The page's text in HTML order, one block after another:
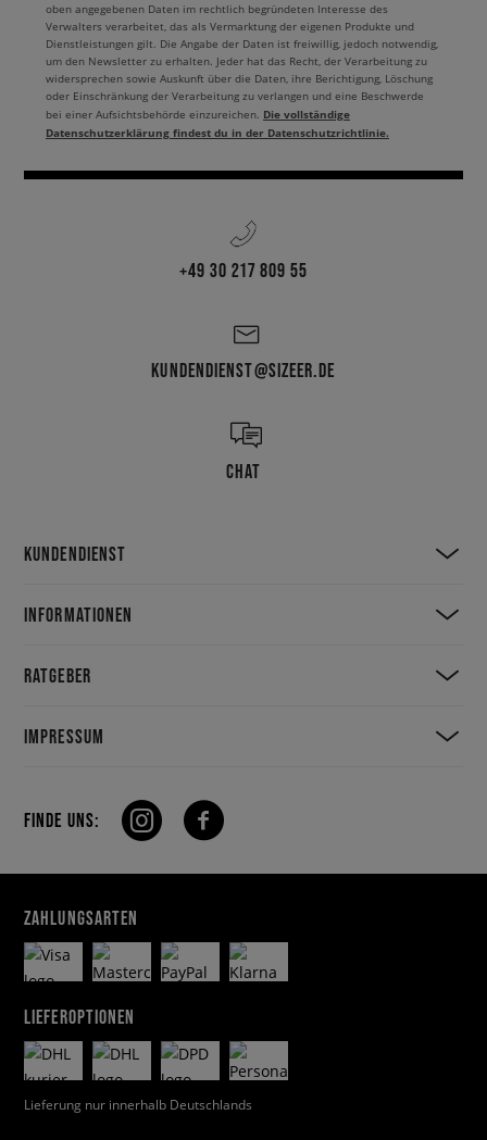
oben angegebenen Daten im rechtlich begründeten Interesse des
Verwalters verarbeitet, das als Vermarktung der eigenen Produkte und
Dienstleistungen gilt. Die Angabe der Daten ist freiwillig, jedoch notwendig,
um den Newsletter zu erhalten. Jeder hat das Recht, der Verarbeitung zu
widersprechen sowie Auskunft über die Daten, ihre Berichtigung, Löschung
oder Einschränkung der Verarbeitung zu verlangen und eine Beschwerde
bei einer Aufsichtsbehörde einzureichen. Die vollständige
Datenschutzerklärung findest du in der Datenschutzrichtlinie.
+49 30 217 809 55
KUNDENDIENST@SIZEER.DE
CHAT
KUNDENDIENST
INFORMATIONEN
RATGEBER
IMPRESSUM
FINDE UNS:
ZAHLUNGSARTEN
LIEFEROPTIONEN
Lieferung nur innerhalb Deutschlands